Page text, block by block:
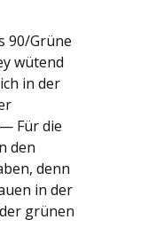
90/Grüne
wütend
in der
Für die
den
denn
in der
grünen